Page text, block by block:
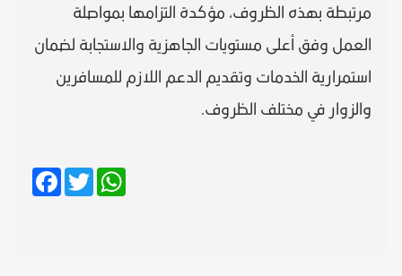
مرتبطة بهذه الظروف، مؤكدة التزامها بمواصلة
العمل وفق أعلى مستويات الجاهزية والاستجابة لضمان
استمرارية الخدمات وتقديم الدعم اللازم للمسافرين
والزوار في مختلف الظروف.
Facebook
Twitter